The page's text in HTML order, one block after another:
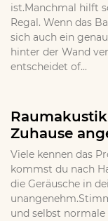
ist.Manchmal hilft
Regal. Wenn das
sich auch ein
hinter der Wand
entscheidet of...
Zuhause
Viele kennen das
kommst du nach
die Geräusche in
und selbst